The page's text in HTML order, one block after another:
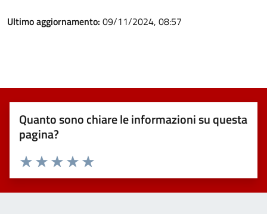
Ultimo aggiornamento: 09/11/2024, 08:57
Quanto sono chiare le informazioni su questa
pagina?
Valuta 5 stelle su 5
Valuta 4 stelle su 5
Valuta 3 stelle su 5
Valuta 2 stelle su 5
Valuta 1 stelle su 5